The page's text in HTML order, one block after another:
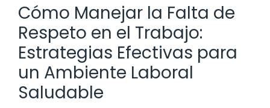
Cómo Manejar la Falta de
Respeto en el Trabajo:
Estrategias Efectivas para
un Ambiente Laboral
Saludable